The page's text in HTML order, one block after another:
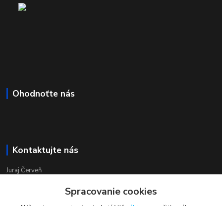
Ohodnoťte nás
Kontaktujte nás
Juraj Červeň
pondelok-piatok 8:00 - 16:00Spracovanie cookies